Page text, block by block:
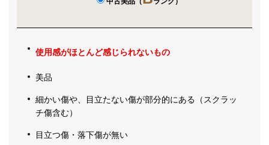
使用感がほとんど感じられないもの
美品
細かい傷や、目立たない傷が部分的にある（スクラッ
チ傷含む）
目立つ傷・落下傷が無い